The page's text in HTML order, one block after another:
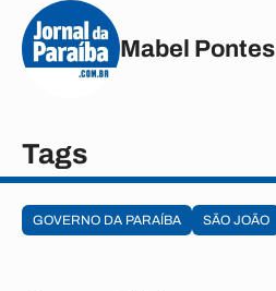
Mabel Pontes
Tags
GOVERNO DA PARAÍBA SÃO JOÃO